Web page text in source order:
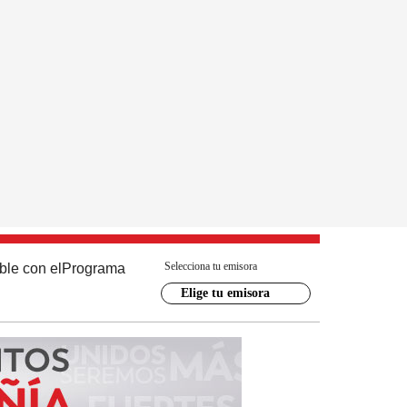
con el Programa Selecciona tu emisora
Elige tu emisora